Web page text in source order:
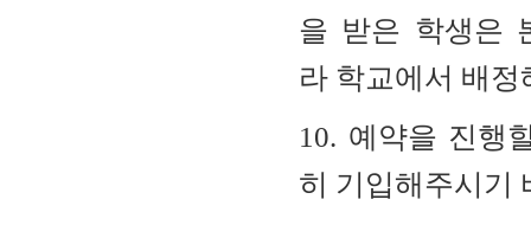
을 받은 학생은
라 학교에서 배
10. 예약을 진행
히 기입해주시기